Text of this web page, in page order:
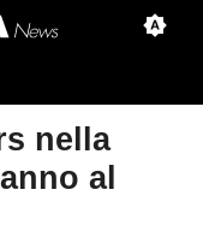
nella
al